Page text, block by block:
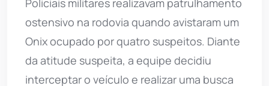
Policiais militares realizavam patrulhamento
ostensivo na rodovia quando avistaram um
Onix ocupado por quatro suspeitos. Diante
da atitude suspeita, a equipe decidiu
interceptar o veículo e realizar uma busca